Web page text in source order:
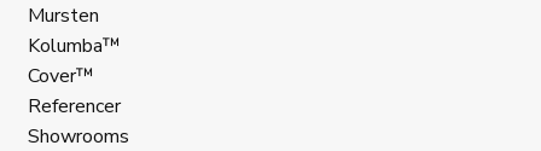
Mursten
Kolumba™
Cover™
Referencer
Showrooms